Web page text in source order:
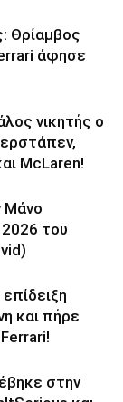
Θρίαμβος
άφησε
νικητής ο
McLaren!
Μάνο
του
και πήρε
στην